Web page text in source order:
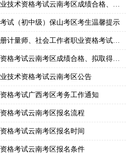
2023年初级、中级经济专业技术资格考试云南考区成绩合格、拟取得资格证书人员公示
试（初中级）保山考区考生温馨提示
2023年高级经济专业、注册计量师、社会工作者职业资格考试合格证书领取通知
2023年高级经济专业技术资格考试云南考区成绩合格、拟取得资格证书人员公示
技术资格考试云南考区公告
格考试广西考区考务工作通知
格考试云南考区报名流程
格考试云南考区报名时间
格考试云南考区报名条件